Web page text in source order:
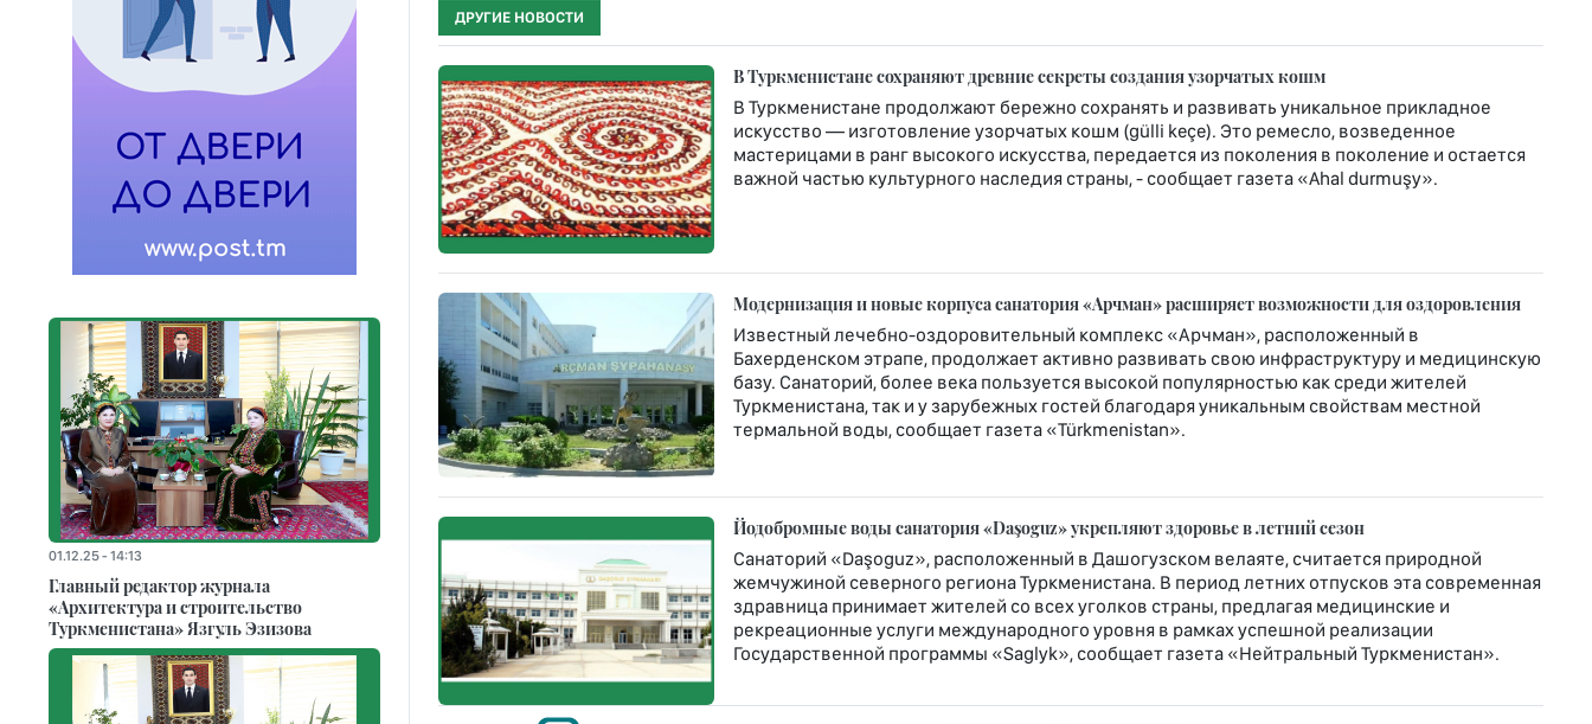
ДРУГИЕ НОВОСТИ
В Туркменистане сохраняют древние секреты создания узорчатых кошм
В Туркменистане продолжают бережно сохранять и развивать уникальное прикладное
искусство — изготовление узорчатых кошм (gülli keçe). Это ремесло, возведенное
мастерицами в ранг высокого искусства, передается из поколения в поколение и остается
важной частью культурного наследия страны, - сообщает газета «Ahal durmuşy».
Модернизация и новые корпуса санатория «Арчман» расширяет возможности для оздоровления
Известный лечебно-оздоровительный комплекс «Арчман», расположенный в
Бахерденском этрапе, продолжает активно развивать свою инфраструктуру и медицинскую
базу. Санаторий, более века пользуется высокой популярностью как среди жителей
Туркменистана, так и у зарубежных гостей благодаря уникальным свойствам местной
термальной воды, сообщает газета «Türkmenistan».
Йодобромные воды санатория «Daşoguz» укрепляют здоровье в летний сезон
Санаторий «Daşoguz», расположенный в Дашогузском велаяте, считается природной
жемчужиной северного региона Туркменистана. В период летних отпусков эта современная
здравница принимает жителей со всех уголков страны, предлагая медицинские и
рекреационные услуги международного уровня в рамках успешной реализации
Государственной программы «Saglyk», сообщает газета «Нейтральный Туркменистан».
01.12.25 - 14:13
Главный редактор журнала
«Архитектура и строительство
Туркменистана» Язгуль Эзизова